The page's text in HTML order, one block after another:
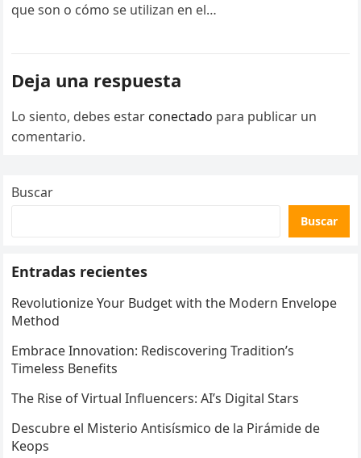
que son o cómo se utilizan en el…
Deja una respuesta
Lo siento, debes estar conectado para publicar un
comentario.
Buscar
Buscar
Entradas recientes
Revolutionize Your Budget with the Modern Envelope
Method
Embrace Innovation: Rediscovering Tradition’s
Timeless Benefits
The Rise of Virtual Influencers: AI’s Digital Stars
Descubre el Misterio Antisísmico de la Pirámide de
Keops